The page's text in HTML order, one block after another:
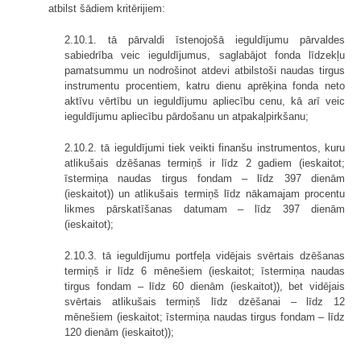
atbilst šādiem kritērijiem:
2.10.1. tā pārvaldi īstenojošā ieguldījumu pārvaldes
sabiedrība veic ieguldījumus, saglabājot fonda līdzekļu
pamatsummu un nodrošinot atdevi atbilstoši naudas tirgus
instrumentu procentiem, katru dienu aprēķina fonda neto
aktīvu vērtību un ieguldījumu apliecību cenu, kā arī veic
ieguldījumu apliecību pārdošanu un atpakaļpirkšanu;
2.10.2. tā ieguldījumi tiek veikti finanšu instrumentos, kuru
atlikušais dzēšanas termiņš ir līdz 2 gadiem (ieskaitot;
īstermiņa naudas tirgus fondam – līdz 397 dienām
(ieskaitot)) un atlikušais termiņš līdz nākamajam procentu
likmes pārskatīšanas datumam – līdz 397 dienām
(ieskaitot);
2.10.3. tā ieguldījumu portfeļa vidējais svērtais dzēšanas
termiņš ir līdz 6 mēnešiem (ieskaitot; īstermiņa naudas
tirgus fondam – līdz 60 dienām (ieskaitot)), bet vidējais
svērtais atlikušais termiņš līdz dzēšanai – līdz 12
mēnešiem (ieskaitot; īstermiņa naudas tirgus fondam – līdz
120 dienām (ieskaitot));